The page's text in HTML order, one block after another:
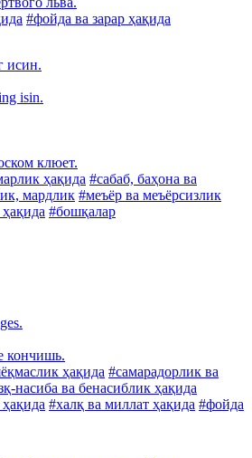
#фойда ва зарар ҳақида
исин.
isin.
клюет.
ҳақида #сабаб, баҳона ва
мардлик #меъёр ва меъёрсизлик
#бошқалар
кончишь.
ҳақида #самарадорлик ва
насиба ва бенасиблик ҳақида
#халқ ва миллат ҳақида #фойда